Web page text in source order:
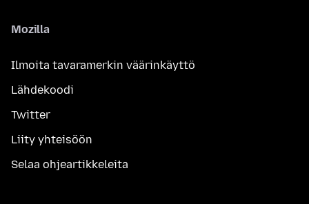
Mozilla
Ilmoita tavaramerkin väärinkäyttö
Lähdekoodi
Twitter
Liity yhteisöön
Selaa ohjeartikkeleita